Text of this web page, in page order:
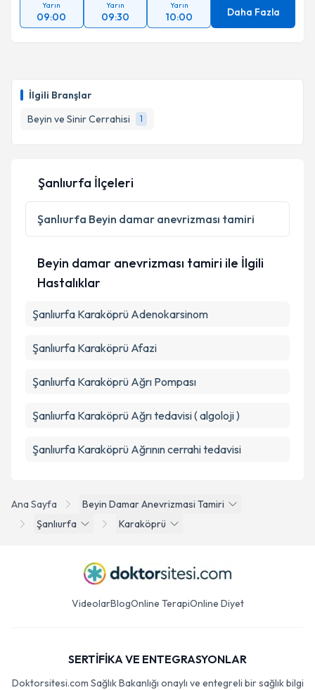
İlgili Branşlar
Beyin ve Sinir Cerrahisi
1
Takvim Talebini Gönder
Yarın
09:00
Yarın
09:30
Yarın
10:00 Daha Fazla
Ana Sayfa
Beyin Damar Anevrizmasi Tamiri
Şanlıurfa
Karaköprü
Şanlıurfa İlçeleri
Şanlıurfa Beyin damar anevrizması tamiri
Beyin damar anevrizması tamiri ile İlgili
Hastalıklar
Şanlıurfa Karaköprü Adenokarsinom
Şanlıurfa Karaköprü Afazi
Şanlıurfa Karaköprü Ağrı Pompası
Şanlıurfa Karaköprü Ağrı tedavisi ( algoloji )
Şanlıurfa Karaköprü Ağrının cerrahi tedavisi
VideolarBlogOnline TerapiOnline Diyet
SERTİFİKA VE ENTEGRASYONLAR
Doktorsitesi.com Sağlık Bakanlığı onaylı ve entegreli bir sağlık bilgi